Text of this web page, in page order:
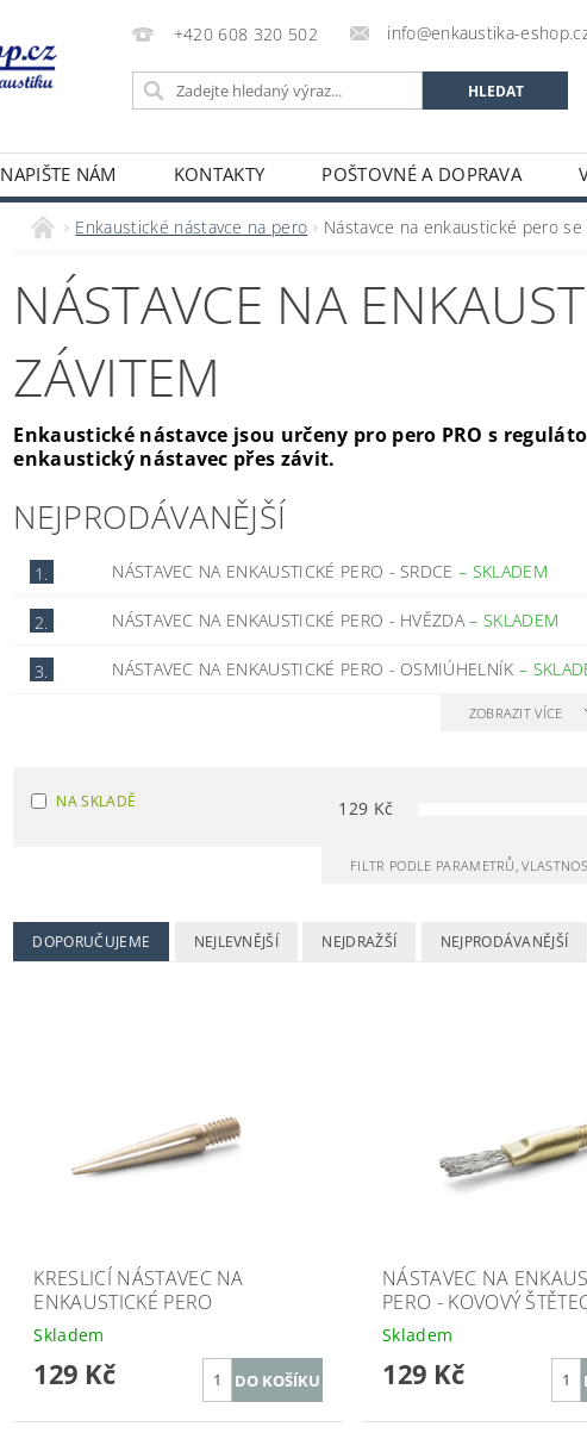
+420 608 320 502 info@enkaustika-
NAPIŠTE NÁM KONTAKTY POŠTOVNÉ A DOPRAVA
Enkaustické nástavce na pero Nástavce na enkaustické pero se
NÁSTAVCE NA
ZÁVITEM
Enkaustické nástavce jsou určeny pro pero PRO s
enkaustický nástavec přes závit.
NEJPRODÁVANĚJŠÍ
1. NÁSTAVEC NA ENKAUSTICKÉ PERO - SRDCE– SKLADEM
2. NÁSTAVEC NA ENKAUSTICKÉ PERO - HVĚZDA–SKLADEM
3. NÁSTAVEC NA ENKAUSTICKÉ PERO - OSMIÚHELNÍK –
ZOBRAZIT VÍCE
NA SKLADĚ 129 Kč
FILTR PODLE PARAMETRŮ,
DOPORUČUJEME NEJLEVNĚJŠÍ NEJDRAŽŠÍ NEJPRODÁVANĚJŠÍ
KRESLICÍ NÁSTAVEC NA
ENKAUSTICKÉ PERO
Skladem
129 Kč
NÁSTAVEC NA
PERO - KOVOVÝ
Skladem
129 Kč